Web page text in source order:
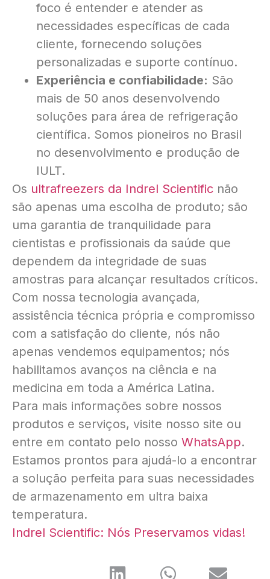
foco é entender e atender as
necessidades específicas de cada
cliente, fornecendo soluções
personalizadas e suporte contínuo.
Experiência e confiabilidade: São
mais de 50 anos desenvolvendo
soluções para área de refrigeração
científica. Somos pioneiros no Brasil
no desenvolvimento e produção de
IULT.
Os ultrafreezers da Indrel Scientific não
são apenas uma escolha de produto; são
uma garantia de tranquilidade para
cientistas e profissionais da saúde que
dependem da integridade de suas
amostras para alcançar resultados críticos.
Com nossa tecnologia avançada,
assistência técnica própria e compromisso
com a satisfação do cliente, nós não
apenas vendemos equipamentos; nós
habilitamos avanços na ciência e na
medicina em toda a América Latina.
Para mais informações sobre nossos
produtos e serviços, visite nosso site ou
entre em contato pelo nosso WhatsApp.
Estamos prontos para ajudá-lo a encontrar
a solução perfeita para suas necessidades
de armazenamento em ultra baixa
temperatura.
Indrel Scientific: Nós Preservamos vidas!